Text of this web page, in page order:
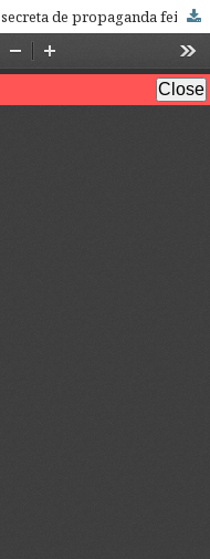
O império contra-ataca: a produção secreta de propaganda feita por estrangeiros para projecção internacional de "portugal do ultramar"